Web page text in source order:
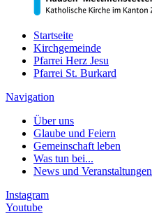
Startseite
Kirchgemeinde
Pfarrei Herz Jesu
Pfarrei St. Burkard
Navigation
Über uns
Glaube und Feiern
Gemeinschaft leben
Was tun bei...
News und Veranstaltungen
Instagram
Youtube